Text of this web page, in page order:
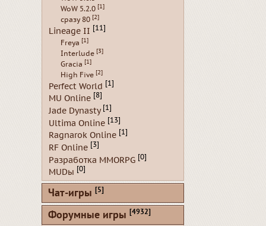
WoW 5.2.0 [1]
сразу 80 [2]
Lineage II [11]
Freya [1]
Interlude [3]
Gracia [1]
High Five [2]
Perfect World [1]
MU Online [8]
Jade Dynasty [1]
Ultima Online [13]
Ragnarok Online [1]
RF Online [3]
Разработка MMORPG [0]
MUDы [0]
Чат-игры [5]
Форумные игры [4932]